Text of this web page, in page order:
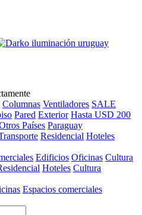
Columnas Ventiladores SALE
Pared Exterior Hasta USD 200
Países Paraguay
Residencial Hoteles
Edificios Oficinas Cultura
Hoteles Cultura
Espacios comerciales